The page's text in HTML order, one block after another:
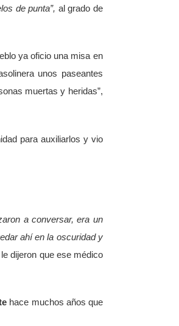
de punta”, al grado de
ya oficio una misa en
unos paseantes
muertas y heridas”,
para auxiliarlos y vio
a conversar, era un
ahí en la oscuridad y
dijeron que ese médico
hace muchos años que